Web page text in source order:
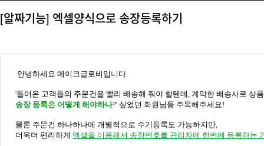
[알짜기능] 엑셀양식으로 송장등록하기
안녕하세요 메이크글로비입니다.
'들어온 고객들의 주문건을 빨리 배송해 줘야 할텐데, 계약한 배송사로 상
송장 등록은 어떻게 해야하나?' 싶었던 회원님들 주목해주세요!
물론 주문건 하나하나에 개별적으로 수기등록도 가능하지만,
더욱더 편리하게 엑셀을 이용해서 송장번호를 관리자에 한번에 등록하는